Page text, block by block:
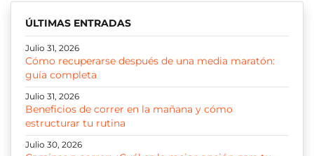
ÚLTIMAS ENTRADAS
Julio 31, 2026
Cómo recuperarse después de una media maratón:
guía completa
Julio 31, 2026
Beneficios de correr en la mañana y cómo
estructurar tu rutina
Julio 30, 2026